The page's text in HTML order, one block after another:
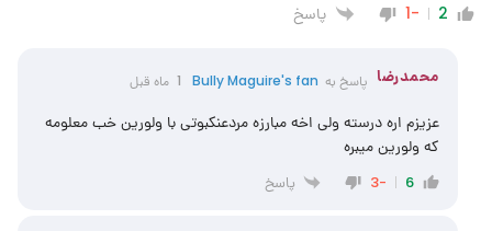
2
-1 پاسخ
محمدرضا پاسخ به Bully Maguire's fan 1 ماه قبل
عزیزم اره درسته ولی اخه مبارزه مردعنکبوتی با ولورین خب معلومه
که ولورین میبره
6
-3 پاسخ